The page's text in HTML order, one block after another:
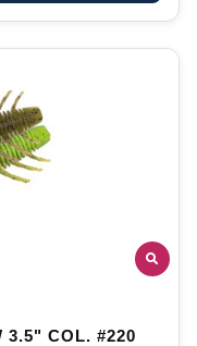
3.5" COL. #220